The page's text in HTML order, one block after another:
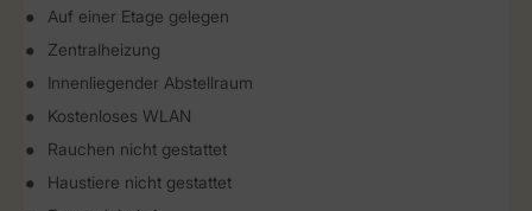
Auf einer Etage gelegen
Zentralheizung
Innenliegender Abstellraum
Kostenloses WLAN
Rauchen nicht gestattet
Haustiere nicht gestattet